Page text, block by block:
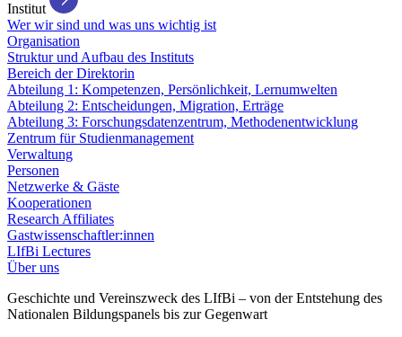
Institut
Wer wir sind und was uns wichtig ist
Organisation
Struktur und Aufbau des Instituts
Bereich der Direktorin
Abteilung 1: Kompetenzen, Persönlichkeit, Lernumwelten
Abteilung 2: Entscheidungen, Migration, Erträge
Abteilung 3: Forschungsdatenzentrum, Methodenentwicklung
Zentrum für Studienmanagement
Verwaltung
Personen
Netzwerke & Gäste
Kooperationen
Research Affiliates
Gastwissenschaftler:innen
LIfBi Lectures
Über uns
Geschichte und Vereinszweck des LIfBi – von der Entstehung des
Nationalen Bildungspanels bis zur Gegenwart